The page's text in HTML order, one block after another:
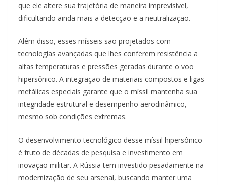
que ele altere sua trajetória de maneira imprevisível,
dificultando ainda mais a detecção e a neutralização.
Além disso, esses mísseis são projetados com
tecnologias avançadas que lhes conferem resistência a
altas temperaturas e pressões geradas durante o voo
hipersônico. A integração de materiais compostos e ligas
metálicas especiais garante que o míssil mantenha sua
integridade estrutural e desempenho aerodinâmico,
mesmo sob condições extremas.
O desenvolvimento tecnológico desse míssil hipersônico
é fruto de décadas de pesquisa e investimento em
inovação militar. A Rússia tem investido pesadamente na
modernização de seu arsenal, buscando manter uma